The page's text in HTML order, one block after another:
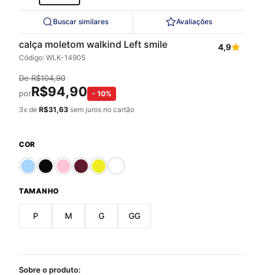
Buscar similares Avaliações
calça moletom walkind Left smile
Código: WLK-14905
4,9
DeR$104,90
porR$94,90 - 10%
3x de R$31,63 sem juros no cartão
COR
TAMANHO
P M G GG
Sobre o produto: